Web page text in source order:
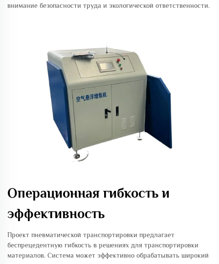
внимание безопасности труда и экологической ответственности.
Операционная гибкость и
эффективность
Проект пневматической транспортировки предлагает
беспрецедентную гибкость в решениях для транспортировки
материалов. Система может эффективно обрабатывать широкий